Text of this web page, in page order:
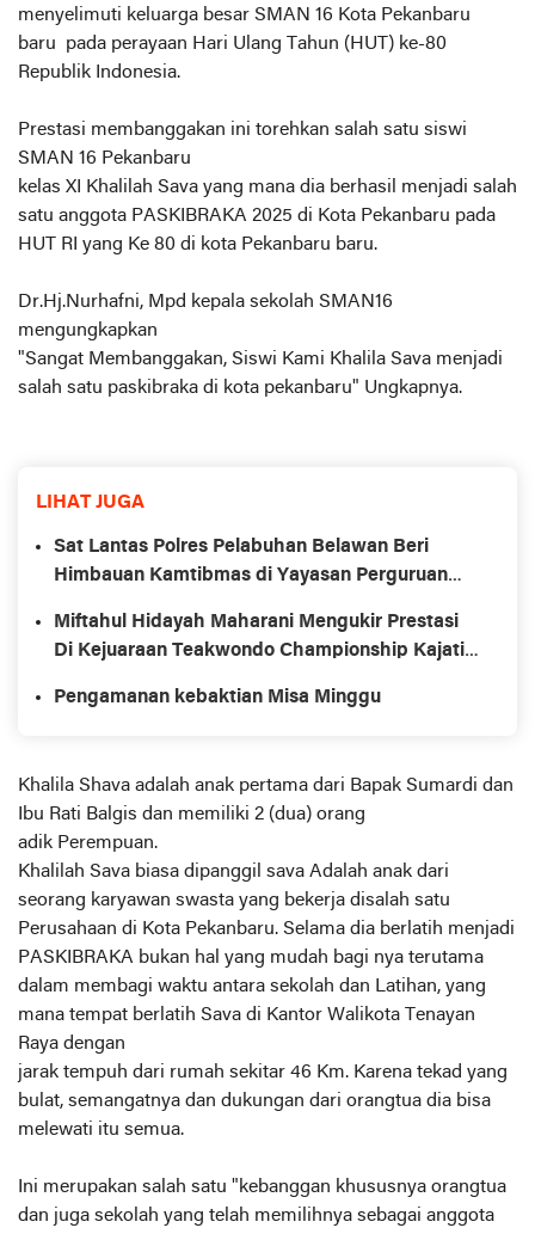
menyelimuti keluarga besar SMAN 16 Kota Pekanbaru
baru pada perayaan Hari Ulang Tahun (HUT) ke-80
Republik Indonesia.
Prestasi membanggakan ini torehkan salah satu siswi
SMAN 16 Pekanbaru
kelas XI Khalilah Sava yang mana dia berhasil menjadi salah
satu anggota PASKIBRAKA 2025 di Kota Pekanbaru pada
HUT RI yang Ke 80 di kota Pekanbaru baru.
Dr.Hj.Nurhafni, Mpd kepala sekolah SMAN16
mengungkapkan
"Sangat Membanggakan, Siswi Kami Khalila Sava menjadi
salah satu paskibraka di kota pekanbaru" Ungkapnya.
LIHAT JUGA
Sat Lantas Polres Pelabuhan Belawan Beri
Himbauan Kamtibmas di Yayasan Perguruan
Miftahul Hidayah Maharani Mengukir Prestasi
Di Kejuaraan Teakwondo Championship Kajati
Pengamanan kebaktian Misa Minggu
Khalila Shava adalah anak pertama dari Bapak Sumardi dan
Ibu Rati Balgis dan memiliki 2 (dua) orang
adik Perempuan.
Khalilah Sava biasa dipanggil sava Adalah anak dari
seorang karyawan swasta yang bekerja disalah satu
Perusahaan di Kota Pekanbaru. Selama dia berlatih menjadi
PASKIBRAKA bukan hal yang mudah bagi nya terutama
dalam membagi waktu antara sekolah dan Latihan, yang
mana tempat berlatih Sava di Kantor Walikota Tenayan
Raya dengan
jarak tempuh dari rumah sekitar 46 Km. Karena tekad yang
bulat, semangatnya dan dukungan dari orangtua dia bisa
melewati itu semua.
Ini merupakan salah satu "kebanggan khususnya orangtua
dan juga sekolah yang telah memilihnya sebagai anggota